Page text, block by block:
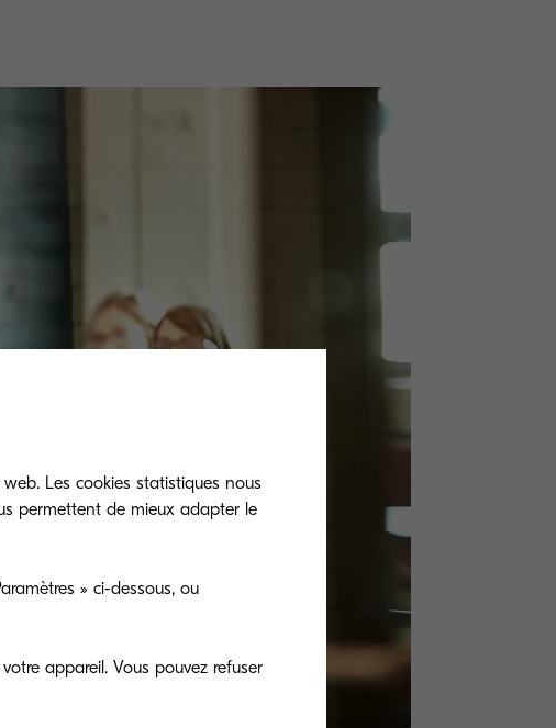
Les cookies statistiques nous
permettent de mieux adapter le
» ci-dessous, ou
appareil. Vous pouvez refuser